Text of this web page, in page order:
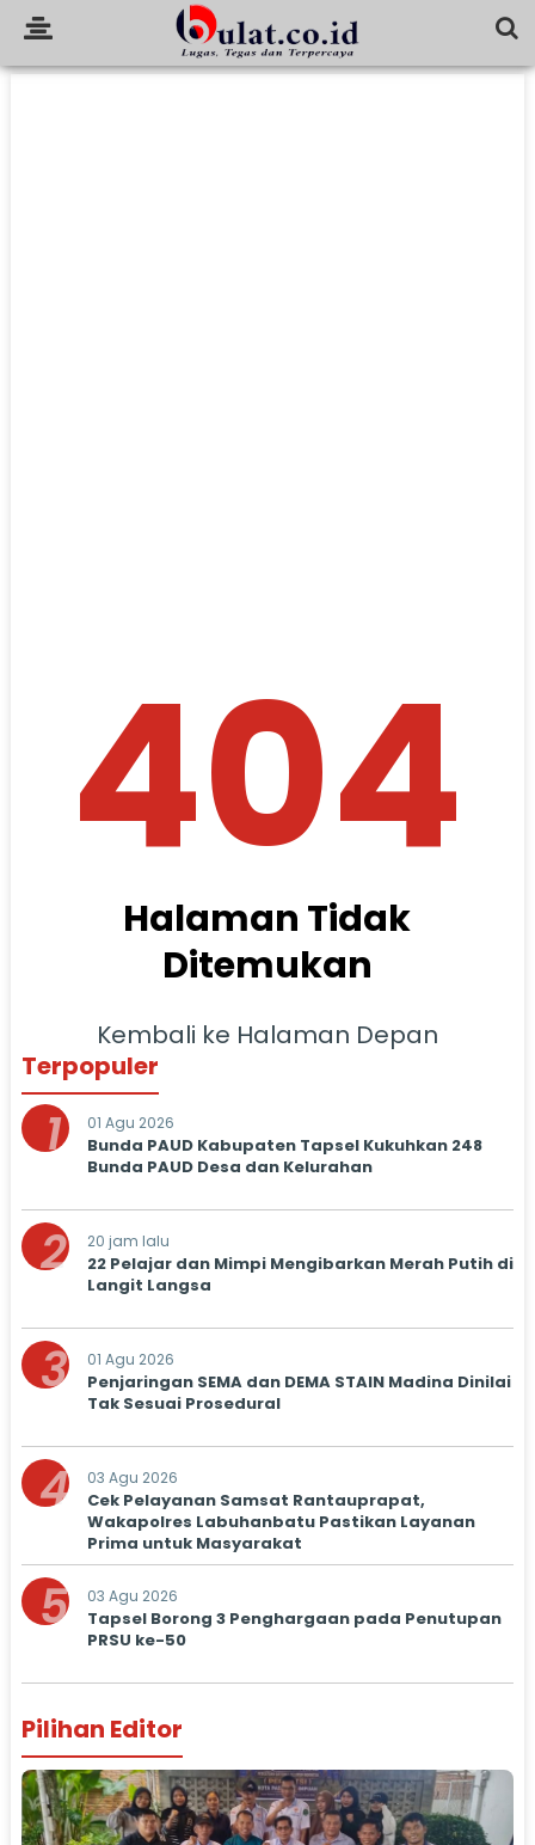
404
Halaman Tidak
Ditemukan
Kembali ke Halaman Depan
Terpopuler
1 01 Agu 2026
Bunda PAUD Kabupaten Tapsel Kukuhkan 248
Bunda PAUD Desa dan Kelurahan
2 20 jam lalu
22 Pelajar dan Mimpi Mengibarkan Merah Putih di
Langit Langsa
3 01 Agu 2026
Penjaringan SEMA dan DEMA STAIN Madina Dinilai
Tak Sesuai Prosedural
4 03 Agu 2026
Cek Pelayanan Samsat Rantauprapat,
Wakapolres Labuhanbatu Pastikan Layanan
Prima untuk Masyarakat
5 03 Agu 2026
Tapsel Borong 3 Penghargaan pada Penutupan
PRSU ke-50
Pilihan Editor